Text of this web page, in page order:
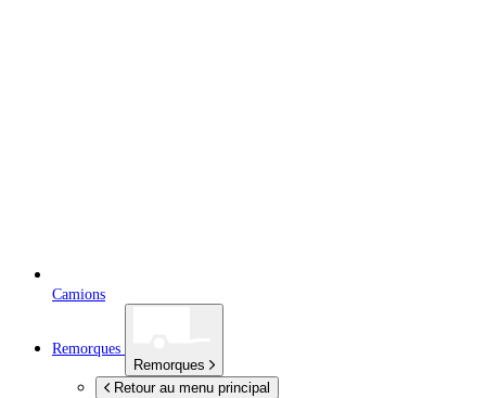
Camions
Remorques
Remorques
Retour au menu principal